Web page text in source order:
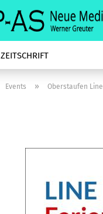
ZEITSCHRIFT
Events » Oberstaufen